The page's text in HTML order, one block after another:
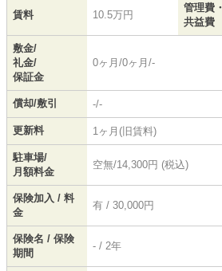
賃料 10.5万円
管理費・
共益費
敷金/
礼金/
保証金
0ヶ月/0ヶ月/-
償却/敷引 -/-
更新料 1ヶ月(旧賃料)
駐車場/
月額料金
空無/14,300円 (税込)
保険加入 / 料
金
有 / 30,000円
保険名 / 保険
期間
- / 2年